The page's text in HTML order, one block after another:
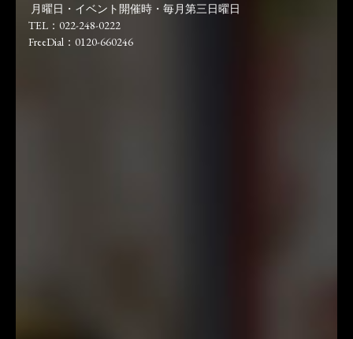
月曜日・イベント開催時・毎月第三日曜日
TEL：022-248-0222
FreeDial：0120-660246